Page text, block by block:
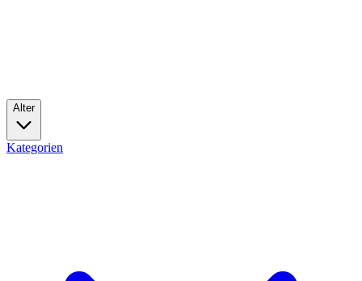
Alter
Kategorien